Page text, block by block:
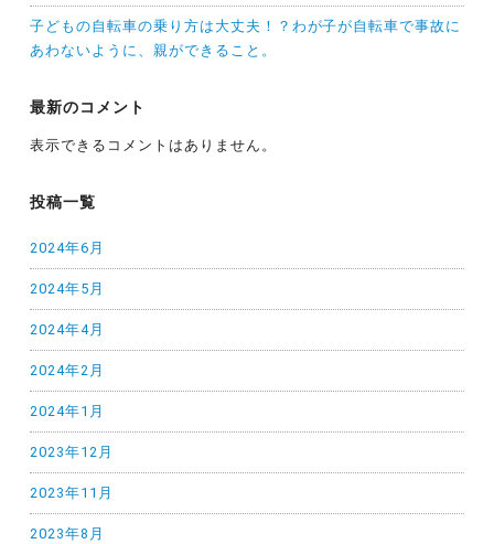
子どもの自転車の乗り方は大丈夫！？わが子が自転車で事故に
あわないように、親ができること。
最新のコメント
表示できるコメントはありません。
投稿一覧
2024年6月
2024年5月
2024年4月
2024年2月
2024年1月
2023年12月
2023年11月
2023年8月